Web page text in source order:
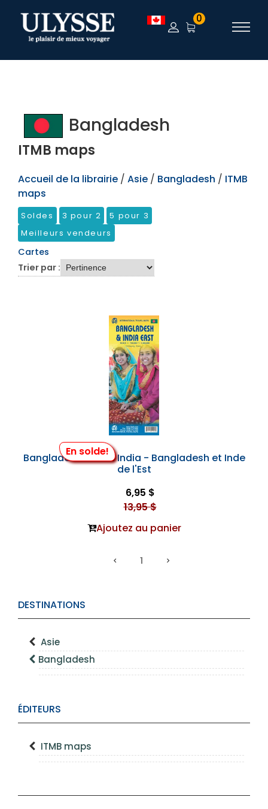
TEST 0
DESTINATIONS
Asie
Bangladesh
ÉDITEURS
ITMB maps
Bangladesh
ITMB maps
Accueil de la librairie / Asie / Bangladesh / ITMB
maps
Soldes 3 pour 2
5 pour 3
Meilleurs vendeurs
Cartes
Trier par :
En solde!
Bangladesh & East India - Bangladesh et Inde
de l'Est
6,95 $
13,95 $
Ajoutez au panier
1